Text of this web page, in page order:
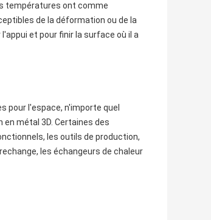
températures ont comme
de la déformation ou de la
et pour finir la surface où il a
pour l'espace, n'importe quel
métal 3D. Certaines des
les outils de production,
les échangeurs de chaleur